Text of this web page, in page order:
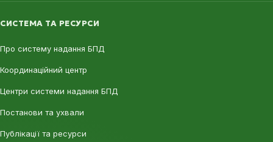
СИСТЕМА ТА РЕСУРСИ
Про систему надання БПД
Координаційний центр
Центри системи надання БПД
Постанови та ухвали
Публікації та ресурси